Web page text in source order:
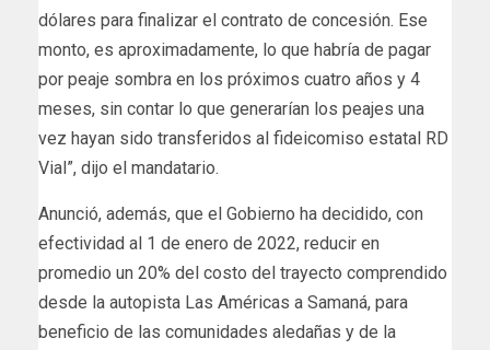
dólares para finalizar el contrato de concesión. Ese
monto, es aproximadamente, lo que habría de pagar
por peaje sombra en los próximos cuatro años y 4
meses, sin contar lo que generarían los peajes una
vez hayan sido transferidos al fideicomiso estatal RD
Vial”, dijo el mandatario.
Anunció, además, que el Gobierno ha decidido, con
efectividad al 1 de enero de 2022, reducir en
promedio un 20% del costo del trayecto comprendido
desde la autopista Las Américas a Samaná, para
beneficio de las comunidades aledañas y de la